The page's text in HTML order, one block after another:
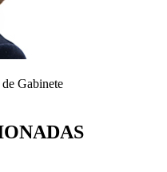
Gabinete